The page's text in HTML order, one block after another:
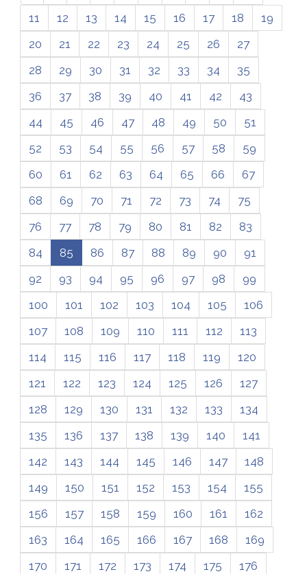
11
12 13 14 15 16 17 18
19
20
21 22 23 24 25 26
27
28
29 30 31 32 33 34
35
36
37 38 39 40 41 42
43
44
45 46 47 48 49 50
51
52
53 54 55 56 57 58
59
60
61 62 63 64 65 66
67
68
69 70 71 72 73 74
75
76
77 78 79 80 81 82
83
84
85 86 87 88 89 90
91
92
93 94 95 96 97 98
99
100
101 102 103 104 105
106
107
108 109 110 111 112
113
114
115 116 117 118 119
120
121
122 123 124 125 126
127
128
129 130 131 132 133
134
135
136 137 138 139 140
141
142
143 144 145 146 147
148
149
150 151 152 153 154
155
156
157 158 159 160 161
162
163
164 165 166 167 168
169
170
171 172 173 174 175
176